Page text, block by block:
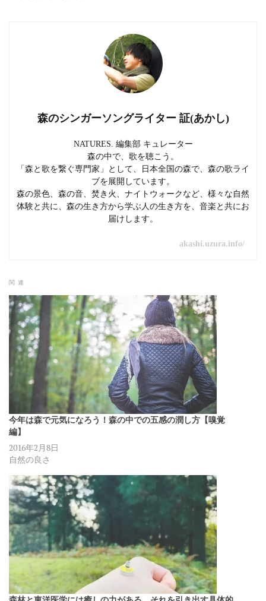
森のシンガーソングライター 証(あかし)
NATURES. 編集部 キュレーター
森の中で、歌を聴こう。
「森と歌を繋ぐ専門家」として、日本全国の森で、森の歌ライ
ブを展開しています。
森の景色、森の音、焚き火、ナイトウォークなど、様々な自然
体験と共に、森の生き方から学ぶ人の生き方を、音楽と共にお
届けします。
akashi.uzura.info/
関連
今年は森で元気になろう！森の中での五感の潤し方【嗅覚
編】
2016年2月8日
自然の良さ